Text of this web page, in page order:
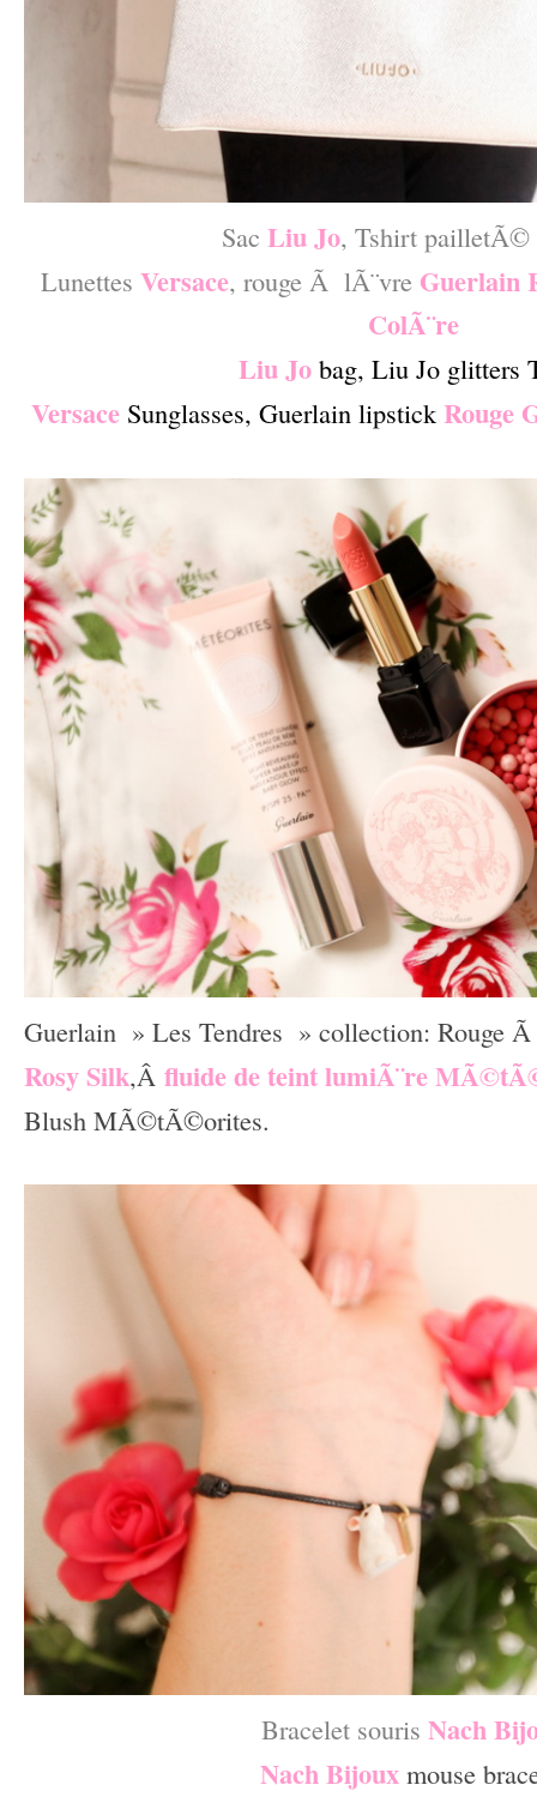
Sac Liu Jo, Tshirt pailletÃ©
Lunettes Versace, rouge Ã lÃ¨vre Guerlain
ColÃ¨re
Liu Jobag, Liu Jo glitters
Versace Sunglasses, Guerlain lipstick Rouge
Guerlain » Les Tendres » collection: Rouge
Rosy Silk,Â fluide de teint lumiÃ¨re
Blush MÃ©tÃ©orites.
Bracelet souris Nach
Nach Bijoux mouse